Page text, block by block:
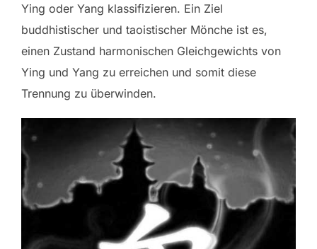
Ying oder Yang klassifizieren. Ein Ziel
buddhistischer und taoistischer Mönche ist es,
einen Zustand harmonischen Gleichgewichts von
Ying und Yang zu erreichen und somit diese
Trennung zu überwinden.